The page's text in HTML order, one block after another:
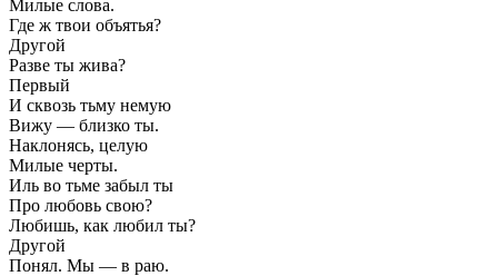
Милые слова.
Где ж твои объятья?
Другой
Разве ты жива?
Первый
И сквозь тьму немую
Вижу — близко ты.
Наклонясь, целую
Милые черты.
Иль во тьме забыл ты
Про любовь свою?
Любишь, как любил ты?
Другой
Понял. Мы — в раю.